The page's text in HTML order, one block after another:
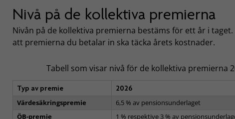
Nivå på de kollektiva premierna
Nivån på de kollektiva premierna bestäms för ett år i
att premierna du betalar in ska täcka årets kostnader.
Tabell som visar nivå för de kollektiva premierna
Typ av premie
2026
Värdesäkringspremie
6,5 % av pensionsunderlaget
ÖB-premie
1 % respektive 3 % av